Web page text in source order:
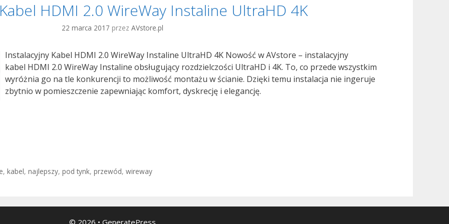
z
HDMI 2.0 WireWay Instaline UltraHD 4K
22 marca 2017 przez AVstore.pl
Instalacyjny Kabel HDMI 2.0 WireWay Instaline UltraHD 4K Nowość w AVstore – instalacyjny
kabel HDMI 2.0 WireWay Instaline obsługujący rozdzielczości UltraHD i 4K. To, co przede wszystkim
wyróżnia go na tle konkurencji to możliwość montażu w ścianie. Dzięki temu instalacja nie ingeruje
zbytnio w pomieszczenie zapewniając komfort, dyskrecję i elegancję.
,kabel,najlepszy,pod tynk,przewód,wireway